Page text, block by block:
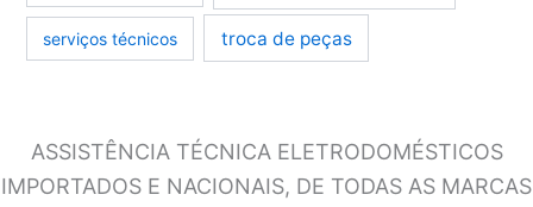
serviços técnicos troca de peças
ASSISTÊNCIA TÉCNICA ELETRODOMÉSTICOS
IMPORTADOS E NACIONAIS, DE TODAS AS MARCAS